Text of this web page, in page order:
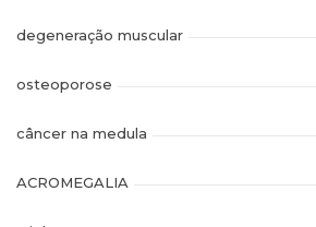
degeneração muscular
osteoporose
câncer na medula
ACROMEGALIA